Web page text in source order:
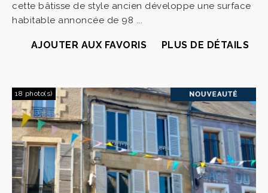
cette bâtisse de style ancien développe une surface
habitable annoncée de 98 ...
AJOUTER AUX FAVORIS PLUS DE DÉTAILS
18 photo(s)